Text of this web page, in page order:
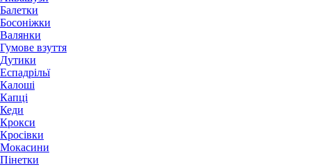
Балетки
Босоніжки
Валянки
Гумове взуття
Дутики
Еспадрільї
Калоші
Капці
Кеди
Крокси
Кросівки
Мокасини
Пінетки